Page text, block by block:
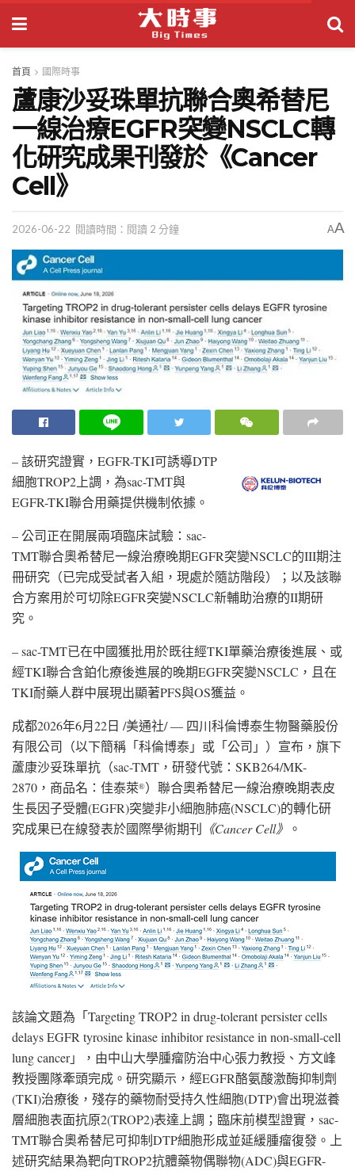
首頁 國際時事
蘆康沙妥珠單抗聯合奧希替尼
一線治療EGFR突變NSCLC轉
化研究成果刊發於《Cancer
Cell》
2026-06-22 閱讀時間：閱讀 2 分鐘 AA
– 該研究證實，EGFR-TKI可誘導DTP
細胞TROP2上調，為sac-TMT與
EGFR-TKI聯合用藥提供機制依據。
– 公司正在開展兩項臨床試驗：sac-
TMT聯合奧希替尼一線治療晚期EGFR突變NSCLC的III期注
冊研究（已完成受試者入組，現處於隨訪階段）；以及該聯
合方案用於可切除EGFR突變NSCLC新輔助治療的II期研
究。
– sac-TMT已在中國獲批用於既往經TKI單藥治療後進展、或
經TKI聯合含鉑化療後進展的晚期EGFR突變NSCLC，且在
TKI耐藥人群中展現出顯著PFS與OS獲益。
成都2026年6月22日 /美通社/ — 四川科倫博泰生物醫藥股份
有限公司（以下簡稱「科倫博泰」或「公司」）宣布，旗下
蘆康沙妥珠單抗（sac-TMT，研發代號：SKB264/MK-
2870，商品名：佳泰萊®）聯合奧希替尼一線治療晚期表皮
生長因子受體(EGFR)突變非小細胞肺癌(NSCLC)的轉化研
究成果已在線發表於國際學術期刊 《Cancer Cell》 。
該論文題為「Targeting TROP2 in drug-tolerant persister cells
delays EGFR tyrosine kinase inhibitor resistance in non-small-cell
lung cancer」，由中山大學腫瘤防治中心張力教授、方文峰
教授團隊牽頭完成。研究顯示，經EGFR酪氨酸激酶抑制劑
(TKI)治療後，殘存的藥物耐受持久性細胞(DTP)會出現滋養
層細胞表面抗原2(TROP2)表達上調；臨床前模型證實，sac-
TMT聯合奧希替尼可抑制DTP細胞形成並延緩腫瘤復發。上
述研究結果為靶向TROP2抗體藥物偶聯物(ADC)與EGFR-